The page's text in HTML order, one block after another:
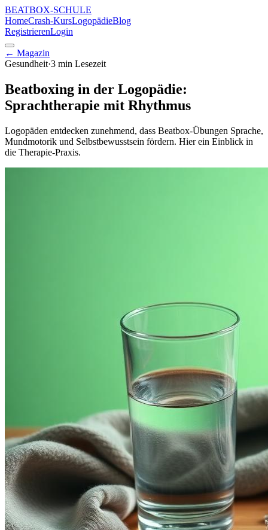
BEATBOX-SCHULE
HomeCrash-KursLogopädieBlog
RegistrierenLogin
← Magazin
Gesundheit·3 min Lesezeit
Beatboxing in der Logopädie:
Sprachtherapie mit Rhythmus
Logopäden entdecken zunehmend, dass Beatbox-Übungen Sprache,
Mundmotorik und Selbstbewusstsein fördern. Hier ein Einblick in
die Therapie-Praxis.